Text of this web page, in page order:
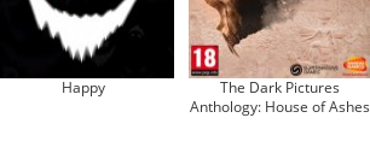
Happy
The Dark Pictures
Anthology: House of Ashes